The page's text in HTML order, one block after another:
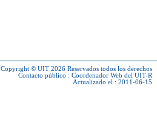
Copyright © UIT 2026 Reservados todos los derechos
Contacto público : Coordenador Web del UIT-R
Actualizado el : 2011-06-15